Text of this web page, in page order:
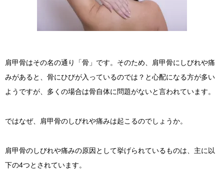
肩甲骨はその名の通り「骨」です。そのため、肩甲骨にしびれや痛
みがあると、骨にひびが入っているのでは？と心配になる方が多い
ようですが、多くの場合は骨自体に問題がないと言われています。
ではなぜ、肩甲骨のしびれや痛みは起こるのでしょうか。
肩甲骨のしびれや痛みの原因として挙げられているものは、主に以
下の4つとされています。